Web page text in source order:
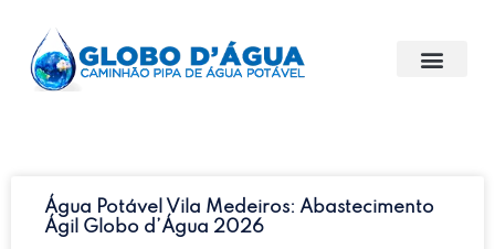
Água Potável Vila Medeiros: Abastecimento
Ágil Globo d’Água 2026